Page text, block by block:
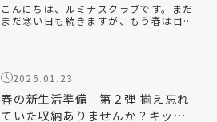
こんにちは、ルミナスクラブです。まだ
まだ寒い日も続きますが、もう春は目の
の家 […]
2026.01.23
春の新生活準備 第２弾 揃え忘れ
ていた収納ありませんか？キッチ